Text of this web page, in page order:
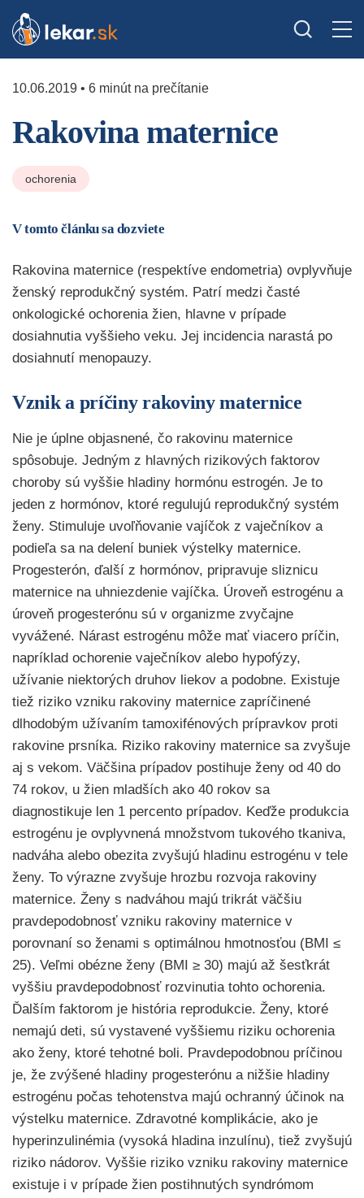
10.06.2019 • 6 minút na prečítanie
Rakovina maternice
ochorenia
V tomto článku sa dozviete
Rakovina maternice (respektíve endometria) ovplyvňuje
ženský reprodukčný systém. Patrí medzi časté
onkologické ochorenia žien, hlavne v prípade
dosiahnutia vyššieho veku. Jej incidencia narastá po
dosiahnutí menopauzy.
Vznik a príčiny rakoviny maternice
Nie je úplne objasnené, čo rakovinu maternice
spôsobuje. Jedným z hlavných rizikových faktorov
choroby sú vyššie hladiny hormónu estrogén. Je to
jeden z hormónov, ktoré regulujú reprodukčný systém
ženy. Stimuluje uvoľňovanie vajíčok z vaječníkov a
podieľa sa na delení buniek výstelky maternice.
Progesterón, ďalší z hormónov, pripravuje sliznicu
maternice na uhniezdenie vajíčka. Úroveň estrogénu a
úroveň progesterónu sú v organizme zvyčajne
vyvážené. Nárast estrogénu môže mať viacero príčin,
napríklad ochorenie vaječníkov alebo hypofýzy,
užívanie niektorých druhov liekov a podobne. Existuje
tiež riziko vzniku rakoviny maternice zapríčinené
dlhodobým užívaním tamoxifénových prípravkov proti
rakovine prsníka. Riziko rakoviny maternice sa zvyšuje
aj s vekom. Väčšina prípadov postihuje ženy od 40 do
74 rokov, u žien mladších ako 40 rokov sa
diagnostikuje len 1 percento prípadov. Keďže produkcia
estrogénu je ovplyvnená množstvom tukového tkaniva,
nadváha alebo obezita zvyšujú hladinu estrogénu v tele
ženy. To výrazne zvyšuje hrozbu rozvoja rakoviny
maternice. Ženy s nadváhou majú trikrát väčšiu
pravdepodobnosť vzniku rakoviny maternice v
porovnaní so ženami s optimálnou hmotnosťou (BMI ≤
25). Veľmi obézne ženy (BMI ≥ 30) majú až šesťkrát
vyššiu pravdepodobnosť rozvinutia tohto ochorenia.
Ďalším faktorom je história reprodukcie. Ženy, ktoré
nemajú deti, sú vystavené vyššiemu riziku ochorenia
ako ženy, ktoré tehotné boli. Pravdepodobnou príčinou
je, že zvýšené hladiny progesterónu a nižšie hladiny
estrogénu počas tehotenstva majú ochranný účinok na
výstelku maternice. Zdravotné komplikácie, ako je
hyperinzulinémia (vysoká hladina inzulínu), tiež zvyšujú
riziko nádorov. Vyššie riziko vzniku rakoviny maternice
existuje i v prípade žien postihnutých syndrómom